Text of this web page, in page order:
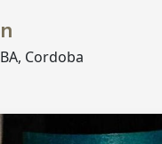
Cordoba